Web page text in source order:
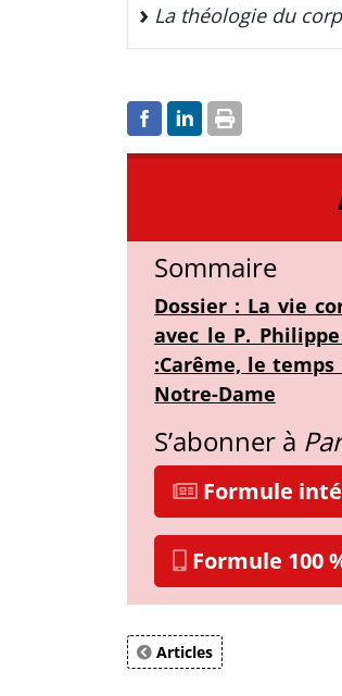
La théologie du
Sommaire
Dossier : La vie
avec le P.
:Carême, le
Notre-Dame
S’abonner à
Formule
Formule 100
Articles